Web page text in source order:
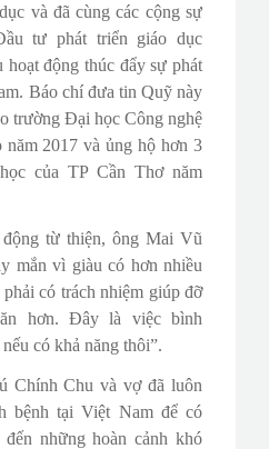
và đã cùng các cộng sự
tư phát triển giáo dục
động thúc đẩy sự phát
Báo chí đưa tin Quỹ này
trường Đại học Công nghệ
2017 và ủng hộ hơn 3
của TP Cần Thơ năm
từ thiện, ông Mai Vũ
mắn vì giàu có hơn nhiều
có trách nhiệm giúp đỡ
hơn. Đây là việc bình
có khả năng thôi”.
Chính Chu và vợ đã luôn
bệnh tại Việt Nam để có
những hoàn cảnh khó